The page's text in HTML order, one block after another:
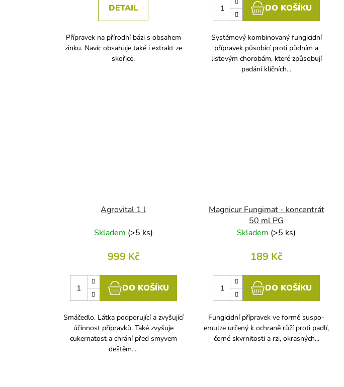
DETAIL
Přípravek na přírodní bázi s obsahem
zinku. Navíc obsahuje také i extrakt ze
skořice.
DO KOŠÍKU
Systémový kombinovaný fungicidní
přípravek působící proti půdním a
listovým chorobám, které způsobují
padání klíčních...
Agrovital 1 l
Skladem (>5 ks)
999 Kč
DO KOŠÍKU
Smáčedlo. Látka podporující a zvyšující
účinnost přípravků. Také zvyšuje
cukernatost a chrání před smyvem
deštěm....
Magnicur Fungimat - koncentrát
50 ml PG
Skladem (>5 ks)
189 Kč
DO KOŠÍKU
Fungicidní přípravek ve formě suspo-
emulze určený k ochraně růží proti padlí,
černé skvrnitosti a rzi, okrasných...